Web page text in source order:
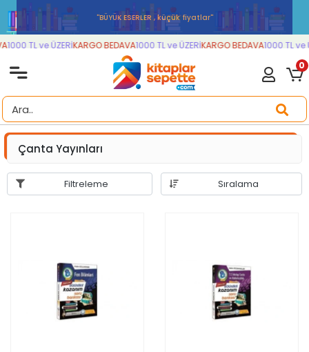
''BÜYÜK ESERLER , küçük fiyatlar''
TL ve ÜZERİKARGO BEDAVA1000 TL ve ÜZERİKARGO BEDAVA1000 TL ve ÜZERİ
0
Çanta Yayınları
Filtreleme Sıralama